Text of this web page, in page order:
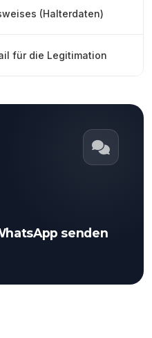
(Halterdaten)
für die Legitimation
senden